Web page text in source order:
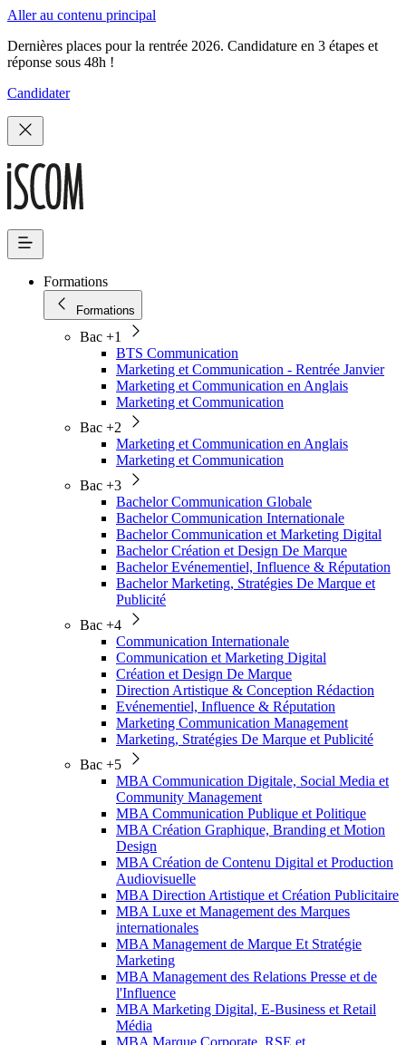
Aller au contenu principal
Dernières places pour la rentrée 2026. Candidature en 3 étapes et
réponse sous 48h !
Candidater
Formations
Formations
Bac +1
BTS Communication
Marketing et Communication - Rentrée Janvier
Marketing et Communication en Anglais
Marketing et Communication
Bac +2
Marketing et Communication en Anglais
Marketing et Communication
Bac +3
Bachelor Communication Globale
Bachelor Communication Internationale
Bachelor Communication et Marketing Digital
Bachelor Création et Design De Marque
Bachelor Evénementiel, Influence & Réputation
Bachelor Marketing, Stratégies De Marque et
Publicité
Bac +4
Communication Internationale
Communication et Marketing Digital
Création et Design De Marque
Direction Artistique & Conception Rédaction
Evénementiel, Influence & Réputation
Marketing Communication Management
Marketing, Stratégies De Marque et Publicité
Bac +5
MBA Communication Digitale, Social Media et
Community Management
MBA Communication Publique et Politique
MBA Création Graphique, Branding et Motion
Design
MBA Création de Contenu Digital et Production
Audiovisuelle
MBA Direction Artistique et Création Publicitaire
MBA Luxe et Management des Marques
internationales
MBA Management de Marque Et Stratégie
Marketing
MBA Management des Relations Presse et de
l'Influence
MBA Marketing Digital, E-Business et Retail
Média
MBA Marque Corporate, RSE et